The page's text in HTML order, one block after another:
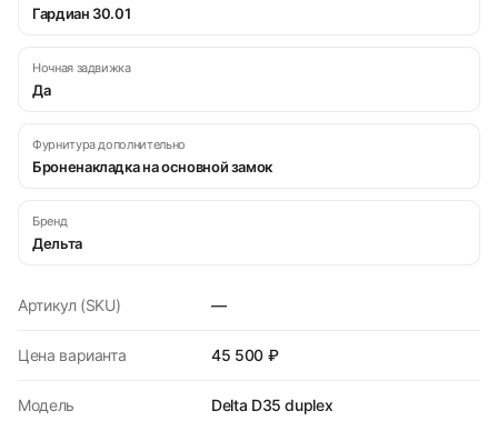
Гардиан 30.01
Ночная задвижка
Да
Фурнитура дополнительно
Броненакладка на основной замок
Бренд
Дельта
Артикул (SKU) —
Цена варианта 45 500 ₽
Модель Delta D35 duplex